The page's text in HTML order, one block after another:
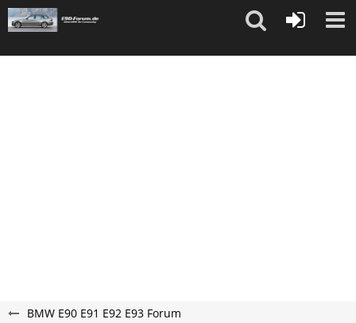
"
BMW E90 E91 E92 E93 Forum